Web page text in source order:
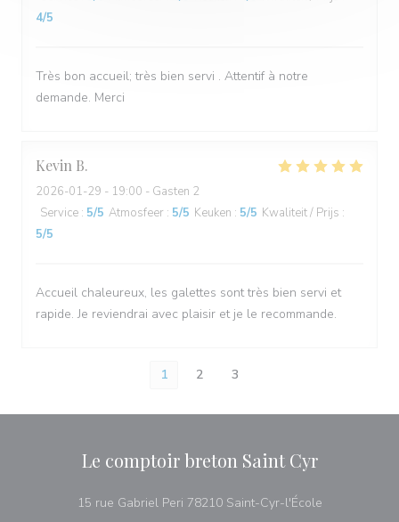
4/5
Très bon accueil; très bien servi . Attentif à notre
demande. Merci
Kevin B
2026-01-29 - 19:00 - Gasten 2
Service : 5/5 Atmosfeer : 5/5 Keuken : 5/5 Kwaliteit / Prijs :
5/5
Accueil chaleureux, les galettes sont très bien servi et
rapide. Je reviendrai avec plaisir et je le recommande.
1 2 3
Le comptoir breton Saint Cyr
15 rue Gabriel Peri 78210 Saint-Cyr-l'École((opent in